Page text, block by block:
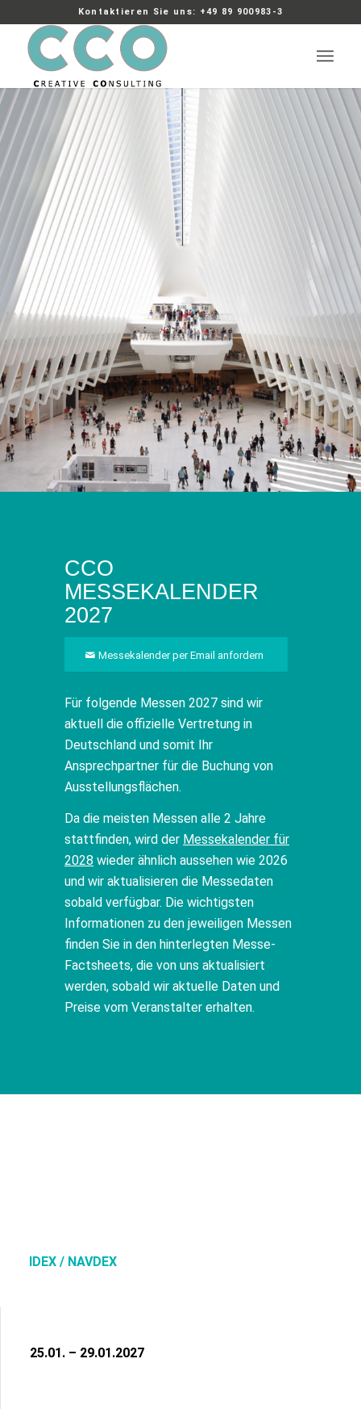
Kontaktieren Sie uns: +49 89 900983-3
CCO
MESSEKALENDER
2027
Messekalender per Email anfordern
Für folgende Messen 2027 sind wir
aktuell die offizielle Vertretung in
Deutschland und somit Ihr
Ansprechpartner für die Buchung von
Ausstellungsflächen.
Da die meisten Messen alle 2 Jahre
stattfinden, wird der Messekalender für
2028 wieder ähnlich aussehen wie 2026
und wir aktualisieren die Messedaten
sobald verfügbar. Die wichtigsten
Informationen zu den jeweiligen Messen
finden Sie in den hinterlegten Messe-
Factsheets, die von uns aktualisiert
werden, sobald wir aktuelle Daten und
Preise vom Veranstalter erhalten.
IDEX / NAVDEX
25.01. – 29.01.2027